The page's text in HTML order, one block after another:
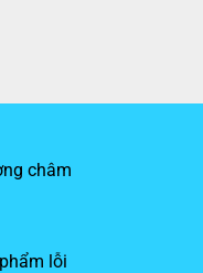
châm
lỗi